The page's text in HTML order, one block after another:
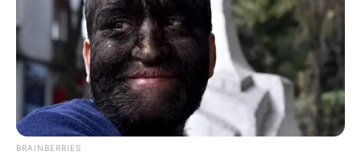
BRAINBERRIES